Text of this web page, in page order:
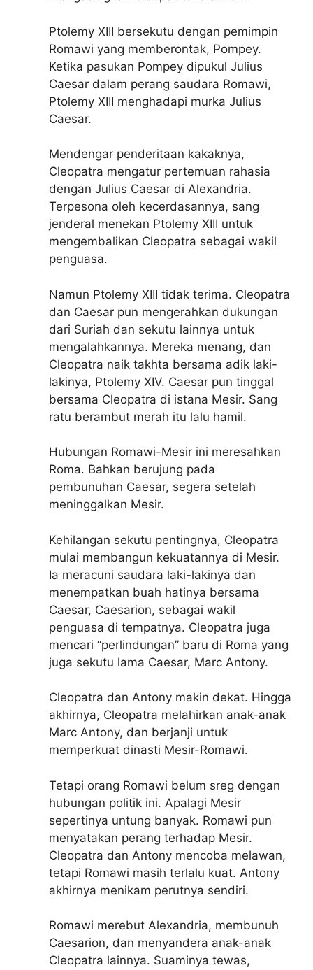
Ptolemy XIII bersekutu dengan pemimpin
Romawi yang memberontak, Pompey.
Ketika pasukan Pompey dipukul Julius
Caesar dalam perang saudara Romawi,
Ptolemy XIII menghadapi murka Julius
Caesar.
Mendengar penderitaan kakaknya,
Cleopatra mengatur pertemuan rahasia
dengan Julius Caesar di Alexandria.
Terpesona oleh kecerdasannya, sang
jenderal menekan Ptolemy XIII untuk
mengembalikan Cleopatra sebagai wakil
penguasa.
Namun Ptolemy XIII tidak terima. Cleopatra
dan Caesar pun mengerahkan dukungan
dari Suriah dan sekutu lainnya untuk
mengalahkannya. Mereka menang, dan
Cleopatra naik takhta bersama adik laki-
lakinya, Ptolemy XIV. Caesar pun tinggal
bersama Cleopatra di istana Mesir. Sang
ratu berambut merah itu lalu hamil.
Hubungan Romawi-Mesir ini meresahkan
Roma. Bahkan berujung pada
pembunuhan Caesar, segera setelah
meninggalkan Mesir.
Kehilangan sekutu pentingnya, Cleopatra
mulai membangun kekuatannya di Mesir.
Ia meracuni saudara laki-lakinya dan
menempatkan buah hatinya bersama
Caesar, Caesarion, sebagai wakil
penguasa di tempatnya. Cleopatra juga
mencari “perlindungan” baru di Roma yang
juga sekutu lama Caesar, Marc Antony.
Cleopatra dan Antony makin dekat. Hingga
akhirnya, Cleopatra melahirkan anak-anak
Marc Antony, dan berjanji untuk
memperkuat dinasti Mesir-Romawi.
Tetapi orang Romawi belum sreg dengan
hubungan politik ini. Apalagi Mesir
sepertinya untung banyak. Romawi pun
menyatakan perang terhadap Mesir.
Cleopatra dan Antony mencoba melawan,
tetapi Romawi masih terlalu kuat. Antony
akhirnya menikam perutnya sendiri.
Romawi merebut Alexandria, membunuh
Caesarion, dan menyandera anak-anak
Cleopatra lainnya. Suaminya tewas,